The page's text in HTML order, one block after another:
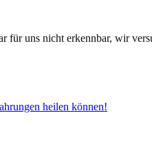
für uns nicht erkennbar, wir